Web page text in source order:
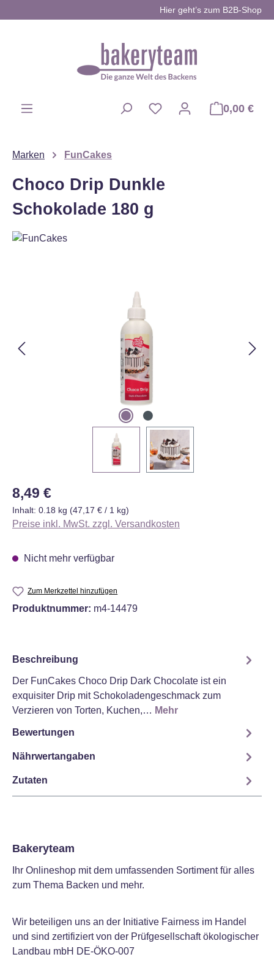
Hier geht’s zum B2B-Shop
0,00 €
Marken FunCakes
Choco Drip Dunkle
Schokolade 180 g
Regulärer Preis:
8,49 €
Inhalt: 0.18 kg (47,17 € / 1 kg)
Preise inkl. MwSt. zzgl. Versandkosten
Nicht mehr verfügbar
Zum Merkzettel hinzufügen
Produktnummer: m4-14479
Beschreibung
Der FunCakes Choco Drip Dark Chocolate ist ein
exquisiter Drip mit Schokoladengeschmack zum
Verzieren von Torten, Kuchen,… Mehr
Bewertungen
Nährwertangaben
Zutaten
Bakeryteam
Ihr Onlineshop mit dem umfassenden Sortiment für alles
zum Thema Backen und mehr.
Wir beteiligen uns an der Initiative Fairness im Handel
und sind zertifiziert von der Prüfgesellschaft ökologischer
Landbau mbH DE-ÖKO-007